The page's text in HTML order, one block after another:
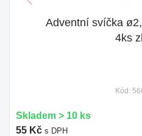
Adventní svíčka
4ks
Kód:
Skladem > 10 ks
55 Kč s DPH